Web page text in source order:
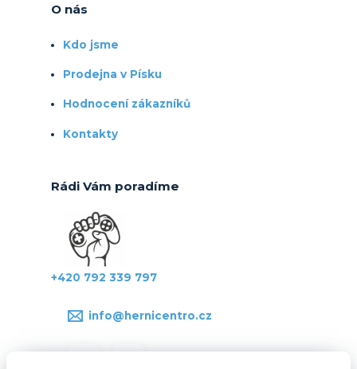
O nás
Kdo jsme
Prodejna v Písku
Hodnocení zákazníků
Kontakty
Rádi Vám poradíme
+420 792 339 797
info@hernicentro.cz